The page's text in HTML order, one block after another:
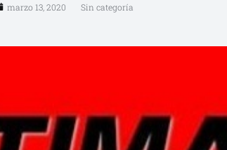
marzo 13, 2020 Sin categoría